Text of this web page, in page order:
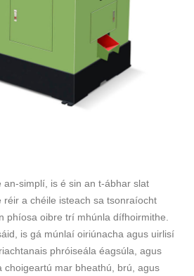
an-simplí, is é sin an t-ábhar slat
réir a chéile isteach sa tsonraíocht
phíosa oibre trí mhúnla dífhoirmithe.
is gá múnlaí oiriúnacha agus uirlisí
phróiseála éagsúla, agus
choigeartú mar bheathú, brú, agus